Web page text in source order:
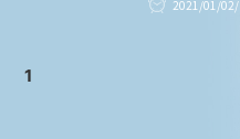
2021/01/02/
1